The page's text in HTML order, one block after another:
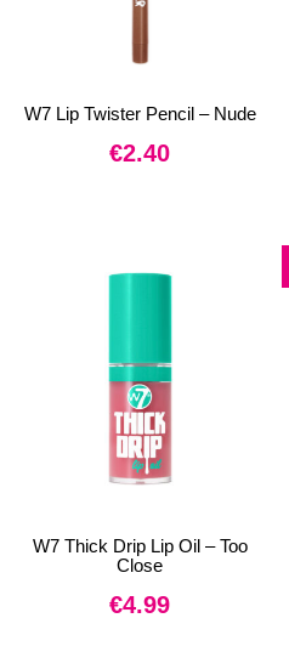
W7 Lip Twister Pencil – Nude
€2.40
W7 Thick Drip Lip Oil – Too
Close
€4.99